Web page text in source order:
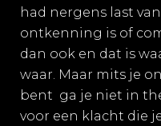
had nergens last
ontkenning is of
dan ook en dat is
waar. Maar mits je
bent ga je niet in
voor een klacht die